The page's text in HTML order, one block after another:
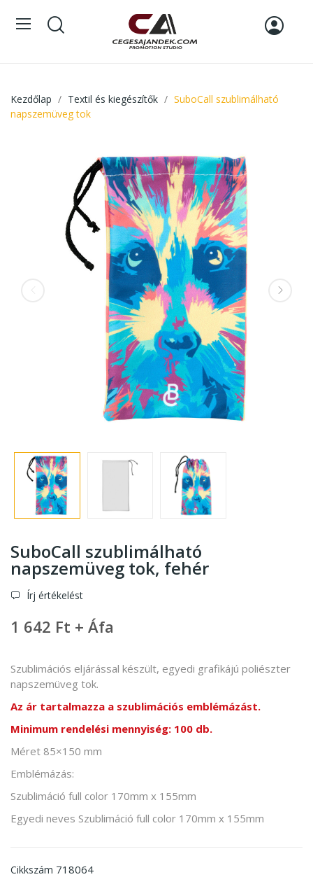
Kezdőlap Textil és kiegészítők
SuboCall szublimálható
napszemüveg tok
SuboCall szublimálható
napszemüveg tok, fehér
Írj értékelést
1 642 Ft + Áfa
Szublimációs eljárással készült, egyedi grafikájú poliészter
napszemüveg tok.
Az ár tartalmazza a szublimációs emblémázást.
Minimum rendelési mennyiség: 100 db.
Méret 85×150 mm
Emblémázás:
Szublimáció full color 170mm x 155mm
Egyedi neves Szublimáció full color 170mm x 155mm
Cikkszám 718064